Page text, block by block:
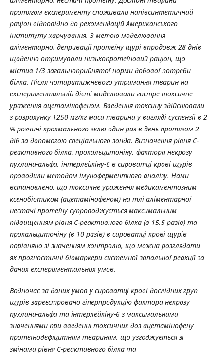
протягом експерименту споживали напівсинтетичний
раціон відповідно до рекомендацій Американського
інституту харчування. З метою моделювання
аліментарної депривації протеїну щурі впродовж 28 днів
щоденно отримували низькопротеїновий раціон, що
містив 1/3 загальноприйнятої норми добової потреби
білка. Після чотиритижневого утримання тварин на
експериментальній дієті моделювали гостре токсичне
ураження ацетамінофеном. Введення токсину здійснювали
з розрахунку 1250 мг/кг маси тварини у вигляді суспензії в 2
% розчині крохмального гелю один раз в день протягом 2
діб за допомогою спеціального зонда. Визначення рівня С-
реактивного білка, прокальцитоніну, фактора некрозу
пухлини-альфа, інтерлейкіну-6 в сироватці крові щурів
проводили методом імуноферментного аналізу. Нами
встановлено, що токсичне ураження медикаментозним
ксенобіотиком (ацетамінофеном) на тлі аліментарної
нестачі протеїну супроводжується максимальним
підвищенням рівня С-реактивного білка (в 15,5 разів) та
прокальцитоніну (в 10 разів) в сироватці крові щурів
порівняно зі значенням контролю, що можна розглядати
як прогностичні біомаркери системної запальної реакції за
даних експериментальних умов.
Водночас за даних умов у сироватці крові дослідних груп
щурів зареєстровано гіперпродукцію фактора некрозу
пухлини-альфа та інтерлейкіну-6 з максимальними
значеннями при введенні токсичних доз ацетамінофену
протеїнодефіцитним тваринам, що узгоджується зі
змінами рівня С-реактивного білка та